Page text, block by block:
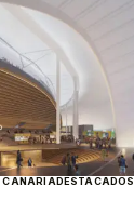
CANARIADESTACADOS